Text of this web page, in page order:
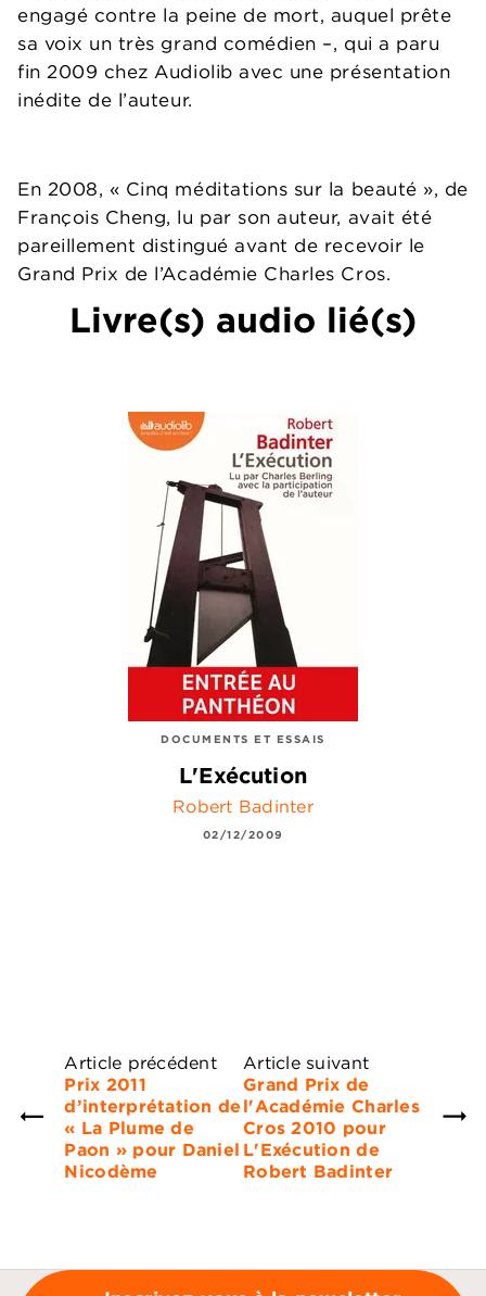
engagé contre la peine de mort, auquel prête
sa voix un très grand comédien –, qui a paru
fin 2009 chez Audiolib avec une présentation
inédite de l’auteur.
En 2008, « Cinq méditations sur la beauté », de
François Cheng, lu par son auteur, avait été
pareillement distingué avant de recevoir le
Grand Prix de l’Académie Charles Cros.
Livre(s) audio lié(s)
DOCUMENTS ET ESSAIS
L'Exécution
Robert Badinter
02/12/2009
Article précédent
Prix 2011
d’interprétation de
« La Plume de
Paon » pour Daniel
Nicodème
Article suivant
Grand Prix de
l'Académie Charles
Cros 2010 pour
L'Exécution de
Robert Badinter